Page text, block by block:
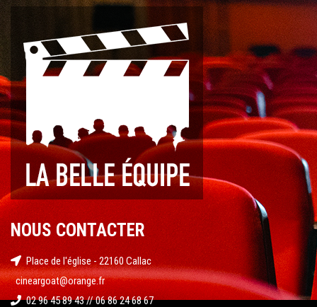
NOUS CONTACTER
Place de l'église - 22160 Callac
cineargoat@orange.fr
02 96 45 89 43 // 06 86 24 68 67